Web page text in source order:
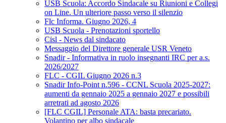
USB Scuola: Accordo Sindacale su Riunioni e Collegi
on Line. Un ulteriore passo verso il silenzio
Flc Informa. Giugno 2026, 4
USB Scuola - Prenotazioni sportello
Cisl - News dal sindacato
Messaggio del Direttore generale USR Veneto
Snadir - Informativa in ruolo insegnanti IRC per a.s.
2026/2027
FLC - CGIL Giugno 2026 n.3
Snadir Info-Point n.596 - CCNL Scuola 2025-2027:
aumenti da gennaio 2025 a gennaio 2027 e possibili
arretrati ad agosto 2026
[FLC CGIL] Personale ATA: basta precariato.
Volantino per albo sindacale